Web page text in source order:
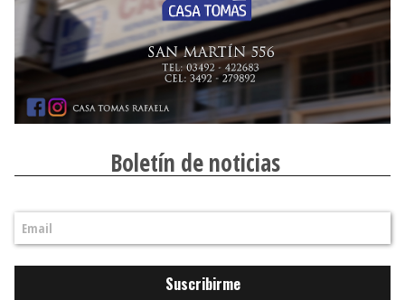
Boletín de noticias
Suscribirme